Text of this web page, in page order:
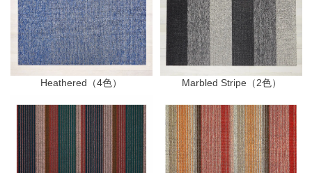
Heathered（4色） Marbled Stripe（2色）